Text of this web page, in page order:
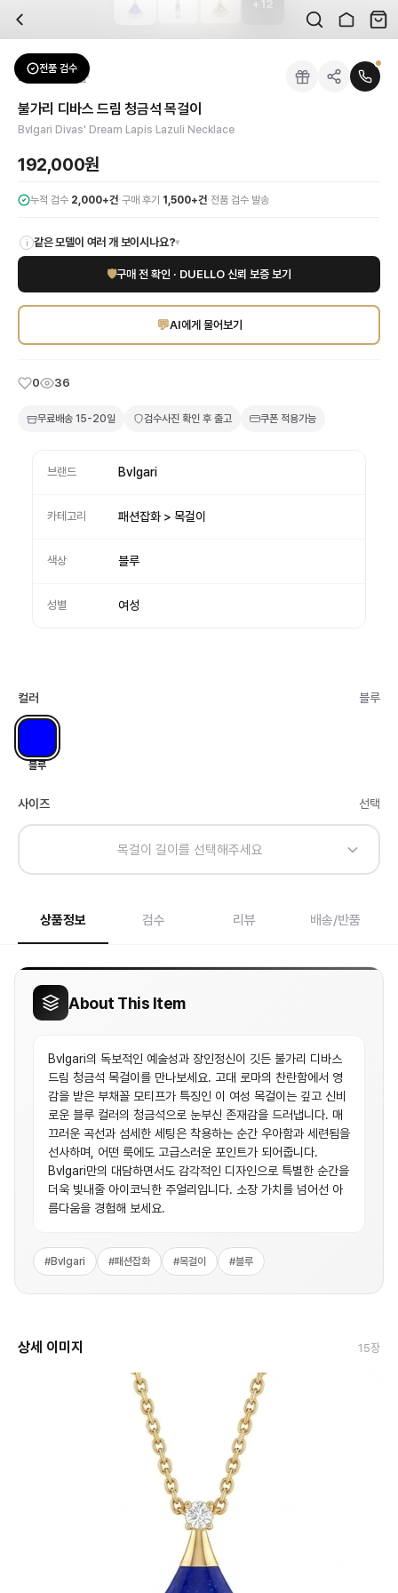
배송은 얼마나 걸리나요?
검수는 어떻게 진행되나요? 검수 사진을 받을 수 있나요?
전문 스태프가 실물 상품을 직접 확인한 후 검수 사진을 제공합니다. 가죽 재질,
교환이나 반품이 가능한가요?
수령 후 7일 이내 신청하시면 상품 하자, 사이즈 불일치, 고객 변심 모두 교환·반
쿠폰과 적립금을 함께 사용할 수 있나요?
네, 쿠폰과 적립금을 결제 시 함께 사용하실 수 있습니다. 적립금은 1,000원 이상
불가리 디바스 드림 청금석 목걸이
브랜드:
성별:여성
색상:블루
가격:192,000원
Bvlgari의 독보적인 예술성과 장인정신이 깃든 불가리 디바스 드림 청금석 목걸이
Bvlgari
불가리 디바스 드림 청금석 목걸이
12
전품 검수
Bvlgari 목걸이
불가리 디바스 드림 청금석 목걸이
Bvlgari Divas' Dream Lapis Lazuli Necklace
192,000원
누적 검수 2,000+건·구매 후기 1,500+건· 전품 검수 발송
i 같은 모델이 여러 개 보이시나요?▾
🛡구매 전 확인 · DUELLO 신뢰 보증 보기
💬AI에게 물어보기
0 36
무료배송 15-20일 검수사진 확인 후 출고 쿠폰 적용가능
브랜드 Bvlgari
카테고리 패션잡화 > 목걸이
색상 블루
성별 여성
컬러 블루
블루
사이즈 선택
목걸이 길이를 선택해주세요
상품정보 검수 리뷰 배송/반품
About This Item
Bvlgari의 독보적인 예술성과 장인정신이 깃든 불가리 디바스
드림 청금석 목걸이를 만나보세요. 고대 로마의 찬란함에서 영
감을 받은 부채꼴 모티프가 특징인 이 여성 목걸이는 깊고 신비
로운 블루 컬러의 청금석으로 눈부신 존재감을 드러냅니다. 매
끄러운 곡선과 섬세한 세팅은 착용하는 순간 우아함과 세련됨을
선사하며, 어떤 룩에도 고급스러운 포인트가 되어줍니다.
Bvlgari만의 대담하면서도 감각적인 디자인으로 특별한 순간을
더욱 빛내줄 아이코닉한 주얼리입니다. 소장 가치를 넘어선 아
름다움을 경험해 보세요.
#Bvlgari #패션잡화 #목걸이 #블루
상세 이미지 15장